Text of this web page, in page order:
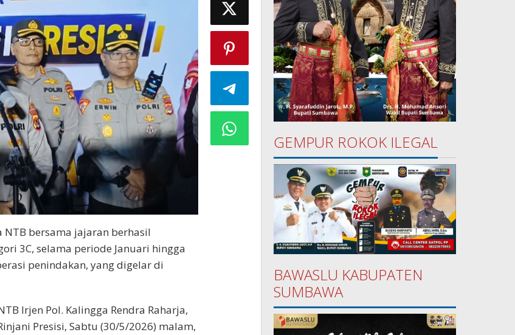
bersama jajaran berhasil
3C, selama periode Januari hingga
penindakan, yang digelar di
Irjen Pol. Kalingga Rendra Raharja,
Presisi, Sabtu (30/5/2026) malam,
GEMPUR ROKOK ILEGAL
BAWASLU KABUPATEN
SUMBAWA